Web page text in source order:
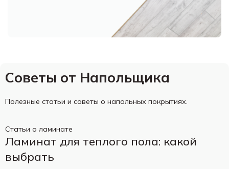
Советы от Напольщика
Полезные статьи и советы о напольных покрытиях.
Статьи о ламинате
Ламинат для теплого пола: какой
выбрать